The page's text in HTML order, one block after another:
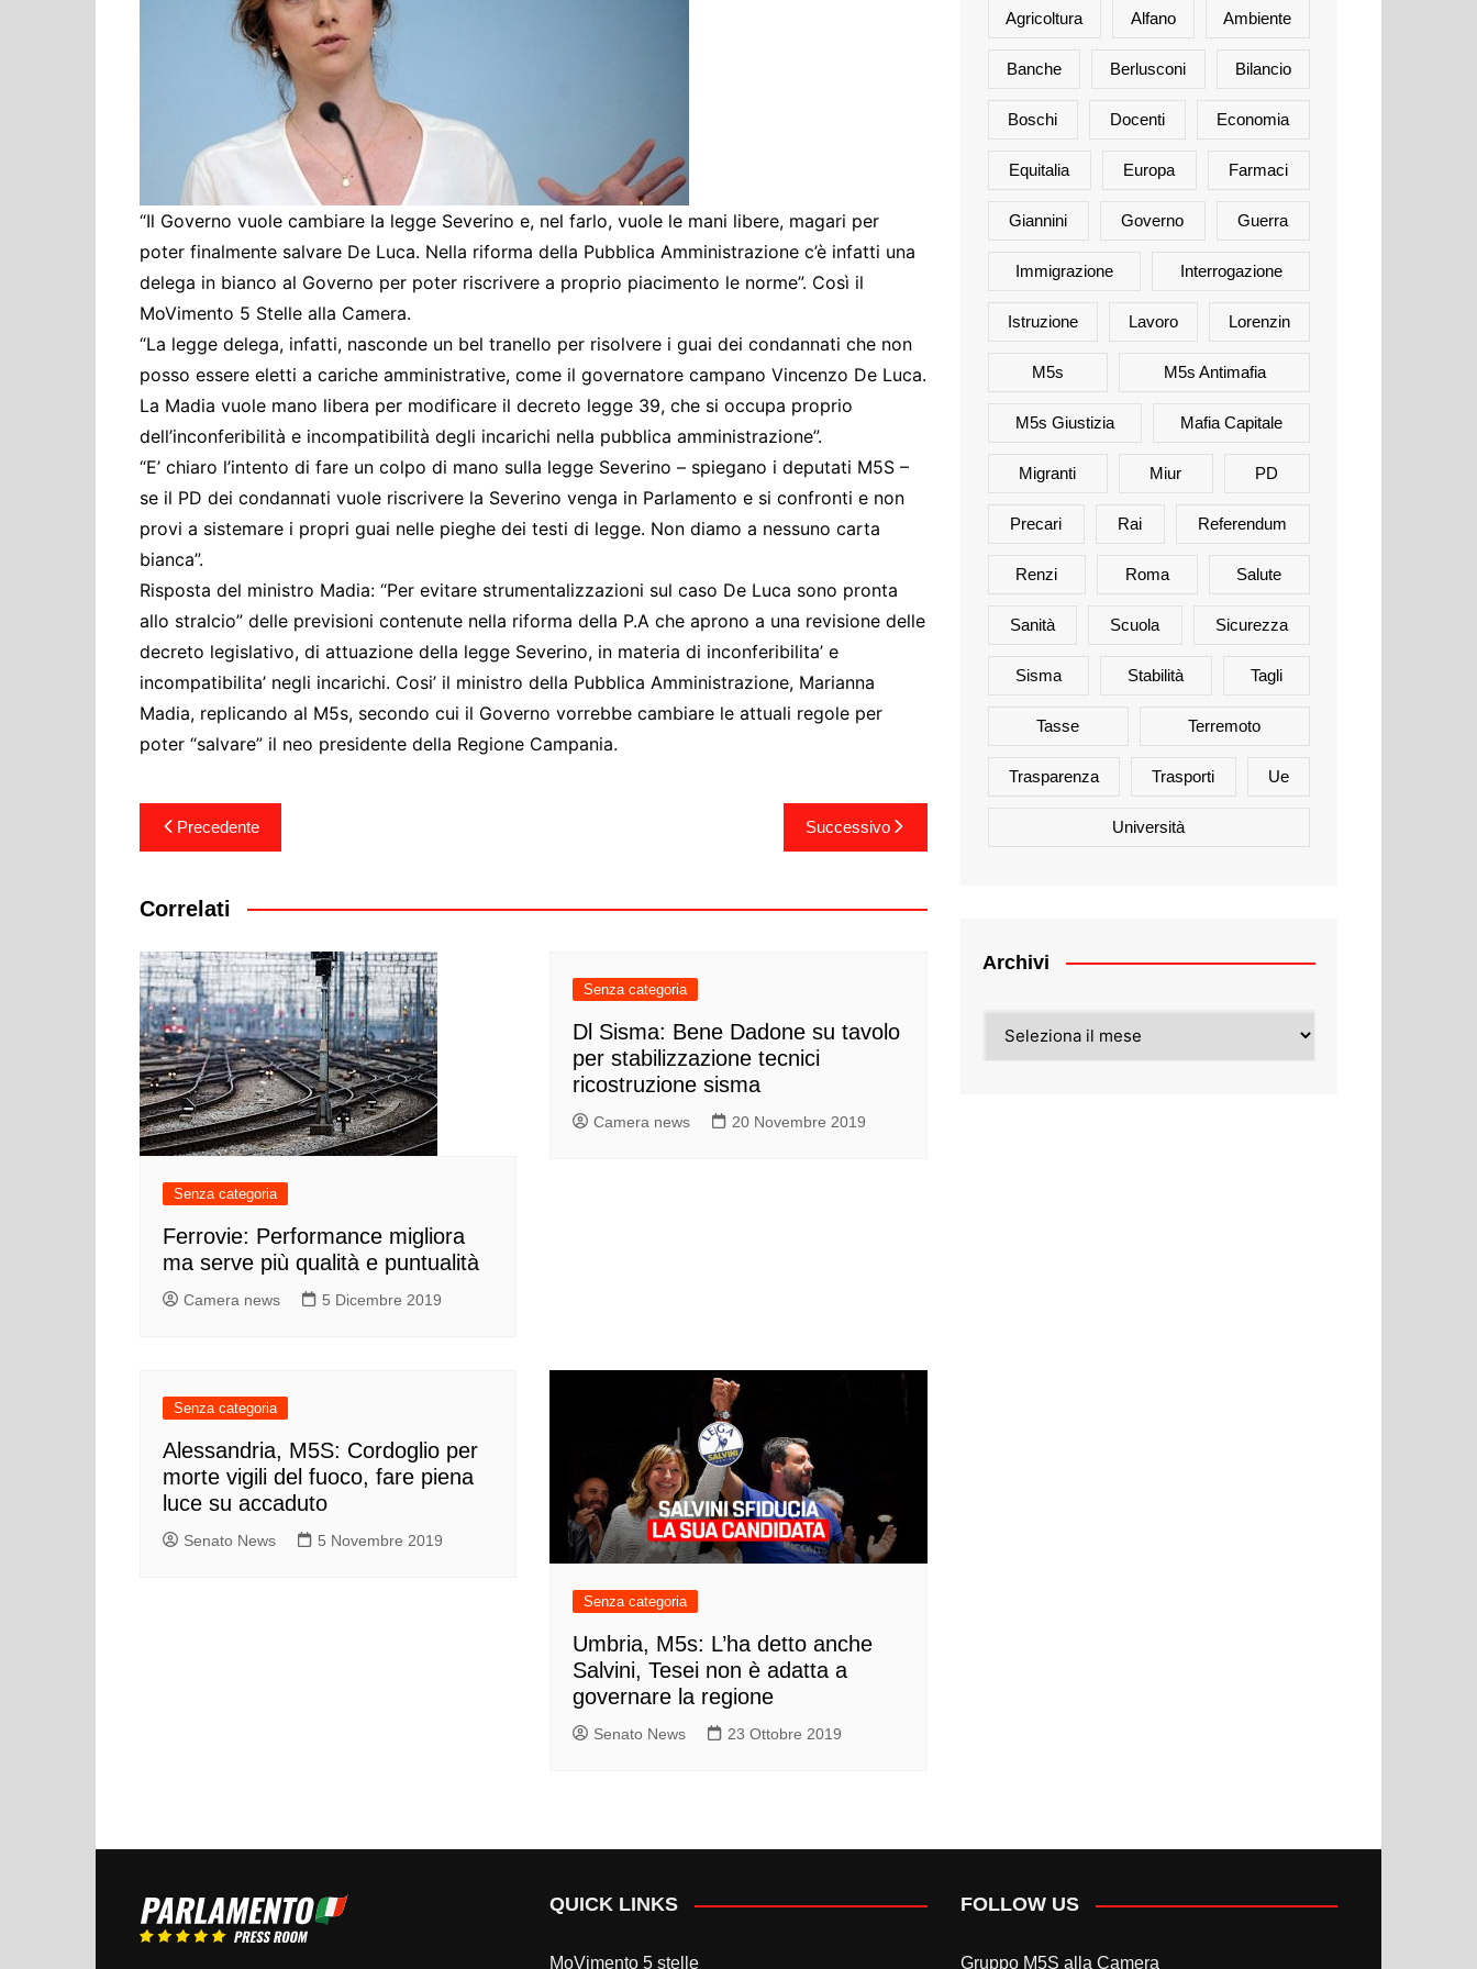
Cultura ed Istruzione
Difesa
Eventi
Finanze e tesoro
Giustizia
Lavori pubblici e Trasporti
Lavoro
Politiche europee
Rifiuti
“Il Governo vuole cambiare la legge Severino e, nel farlo, vuole le mani libere, magari per
poter finalmente salvare De Luca. Nella riforma della Pubblica Amministrazione c’è infatti una
delega in bianco al Governo per poter riscrivere a proprio piacimento le norme”. Così il
MoVimento 5 Stelle alla Camera.
“La legge delega, infatti, nasconde un bel tranello per risolvere i guai dei condannati che non
posso essere eletti a cariche amministrative, come il governatore campano Vincenzo De Luca.
La Madia vuole mano libera per modificare il decreto legge 39, che si occupa proprio
dell’inconferibilità e incompatibilità degli incarichi nella pubblica amministrazione”.
“E’ chiaro l’intento di fare un colpo di mano sulla legge Severino – spiegano i deputati M5S –
se il PD dei condannati vuole riscrivere la Severino venga in Parlamento e si confronti e non
provi a sistemare i propri guai nelle pieghe dei testi di legge. Non diamo a nessuno carta
bianca”.
Risposta del ministro Madia: “Per evitare strumentalizzazioni sul caso De Luca sono pronta
allo stralcio” delle previsioni contenute nella riforma della P.A che aprono a una revisione delle
decreto legislativo, di attuazione della legge Severino, in materia di inconferibilita’ e
incompatibilita’ negli incarichi. Cosi’ il ministro della Pubblica Amministrazione, Marianna
Madia, replicando al M5s, secondo cui il Governo vorrebbe cambiare le attuali regole per
poter “salvare” il neo presidente della Regione Campania.
Navigazione
articoli
Precedente Successivo
Correlati
Senza categoria
Ferrovie: Performance migliora
ma serve più qualità e puntualità
Camera news 5 Dicembre 2019
Senza categoria
Dl Sisma: Bene Dadone su tavolo
per stabilizzazione tecnici
ricostruzione sisma
Camera news 20 Novembre 2019
Senza categoria
Alessandria, M5S: Cordoglio per
morte vigili del fuoco, fare piena
luce su accaduto
Senato News 5 Novembre 2019
Senza categoria
Umbria, M5s: L’ha detto anche
Salvini, Tesei non è adatta a
governare la regione
Senato News 23 Ottobre 2019
Agricoltura Alfano Ambiente
Banche Berlusconi Bilancio
Boschi Docenti Economia
Equitalia Europa Farmaci
Giannini Governo Guerra
Immigrazione Interrogazione
Istruzione Lavoro Lorenzin
M5s M5s Antimafia
M5s Giustizia Mafia Capitale
Migranti Miur PD
Precari Rai Referendum
Renzi Roma Salute
Sanità Scuola Sicurezza
Sisma Stabilità Tagli
Tasse Terremoto
Trasparenza Trasporti Ue
Università
Archivi
QUICK LINKS
MoVimento 5 stelle
FOLLOW US
Gruppo M5S alla Camera